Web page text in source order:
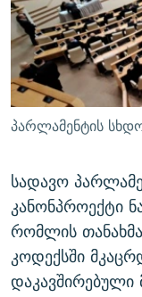
ᲛᲝᲚᲐᲞᲐᲠᲐᲙᲔ
ᲨᲘᲜ - ᲣᲪᲮᲝᲔᲗᲨᲘ
ᲚᲘᲢᲔᲠᲐᲢᲣᲠᲣᲚᲘ
ᲐᲛᲔᲠᲘᲙᲣᲚᲘ
ᲩᲔᲛᲘ ᲡᲘᲙᲕᲓᲘᲚᲘᲡ
11 ᲬᲔᲚᲘ - 11
ᲡᲐᲞᲐᲠᲚᲐᲛᲔᲜᲢᲝ
ᲑᲐᲕᲨᲕᲔᲑᲘ
ᲐᲒᲕᲘᲡᲢᲝᲡ ᲝᲛᲘ
ПРИВЕТ ᲙᲣᲚᲢᲣᲠᲐ
ᲒᲐᲛᲝᲘᲬᲔᲠᲔ
რთე/რთ-ის
პარლამენტის
სადავო
კანონპროექტი
რომლის
კოდექსში
დაკავშირებული